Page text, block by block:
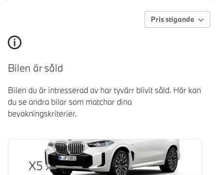
Pris stigande
Bilen är såld
Bilen du är intresserad av har tyvärr blivit såld. Här kan
du se andra bilar som matchar dina
bevakningskriterier.
X5 xDrive50e